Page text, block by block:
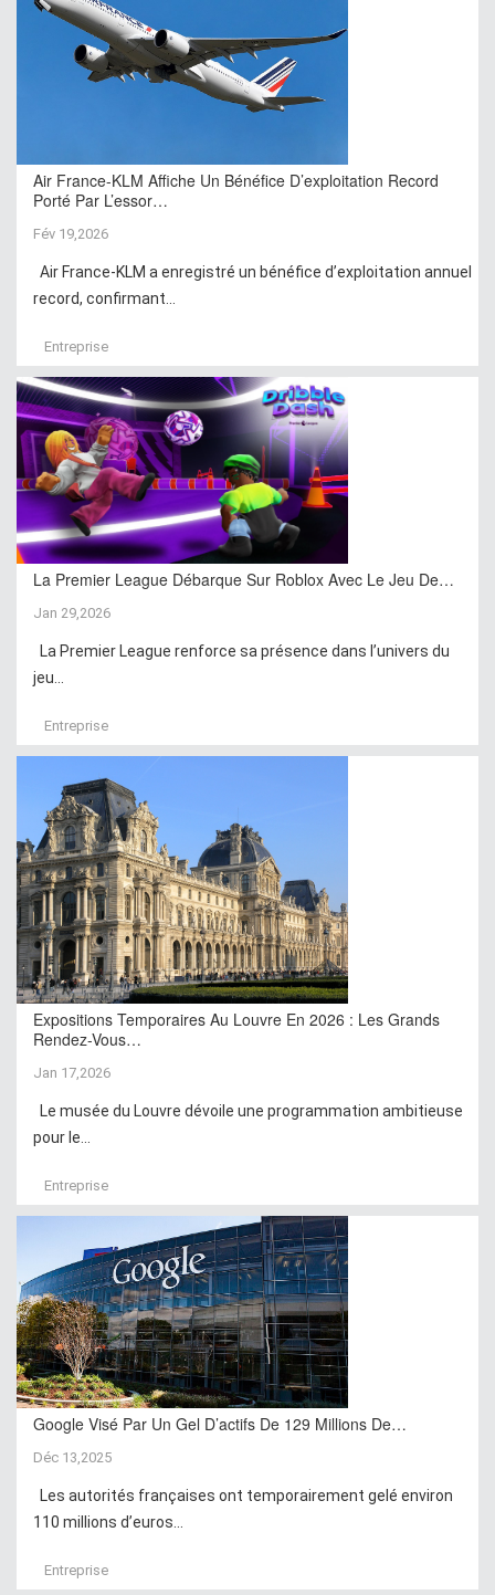
Air France-KLM Affiche Un Bénéfice D’exploitation Record
Porté Par L’essor…
Fév 19,2026
Air France-KLM a enregistré un bénéfice d’exploitation annuel
record, confirmant...
Entreprise
La Premier League Débarque Sur Roblox Avec Le Jeu De…
Jan 29,2026
La Premier League renforce sa présence dans l’univers du
jeu...
Entreprise
Expositions Temporaires Au Louvre En 2026 : Les Grands
Rendez-Vous…
Jan 17,2026
Le musée du Louvre dévoile une programmation ambitieuse
pour le...
Entreprise
Google Visé Par Un Gel D’actifs De 129 Millions De…
Déc 13,2025
Les autorités françaises ont temporairement gelé environ
110 millions d’euros...
Entreprise